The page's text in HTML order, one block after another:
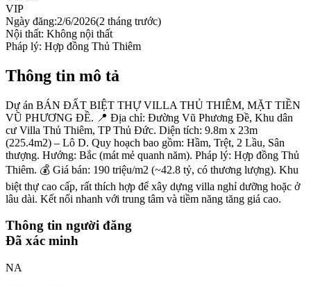
VIP
Ngày đăng:2/6/2026(2 tháng trước)
Nội thất: Không nội thất
Pháp lý: Hợp đồng Thủ Thiêm
Thông tin mô tả
Dự án BÁN ĐẤT BIỆT THỰ VILLA THỦ THIÊM, MẶT TIỀN
VŨ PHƯƠNG ĐỀ. 📍 Địa chỉ: Đường Vũ Phương Đề, Khu dân
cư Villa Thủ Thiêm, TP Thủ Đức. Diện tích: 9.8m x 23m
(225.4m2) – Lô D. Quy hoạch bao gồm: Hầm, Trệt, 2 Lầu, Sân
thượng. Hướng: Bắc (mát mẻ quanh năm). Pháp lý: Hợp đồng Thủ
Thiêm. 💰 Giá bán: 190 triệu/m2 (~42.8 tỷ, có thương lượng). Khu
biệt thự cao cấp, rất thích hợp để xây dựng villa nghỉ dưỡng hoặc ở
lâu dài. Kết nối nhanh với trung tâm và tiềm năng tăng giá cao.
Thông tin người đăng
Đã xác minh
NA